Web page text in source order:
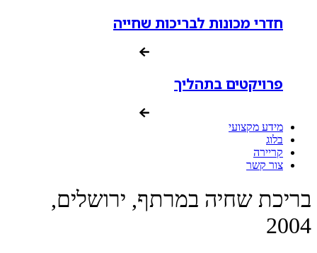
חדרי מכונות לבריכות שחייה
פרויקטים בתהליך
מידע מקצועי
בלוג
קריירה
צור קשר
בריכת שחיה במרתף, ירושלים,
2004